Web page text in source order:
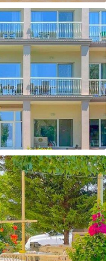
За уплата
39.000 - 42.000 ден
Cashback
2600 ден
За уплата
45.000 - 65.000 ден
Cashback
3300 ден
За уплата
над 85.000 ден
Cashback
4100 ден